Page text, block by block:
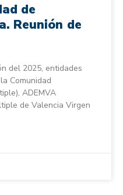
de
Reunión de
del 2025, entidades
Comunidad
ADEMVA
de Valencia Virgen